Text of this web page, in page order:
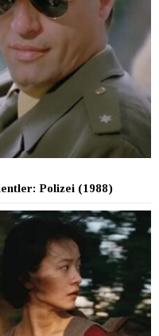
Polizei (1988)